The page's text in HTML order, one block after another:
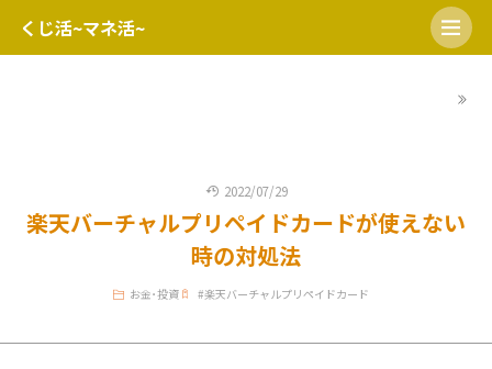
くじ活~マネ活~
2022/07/29
楽天バーチャルプリペイドカードが使えない
時の対処法
お金･投資 #楽天バーチャルプリペイドカード